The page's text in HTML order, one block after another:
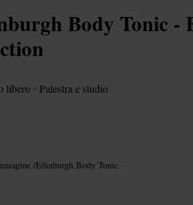
Body Tonic -
libero • Palestra e studio
/Edinburgh Body Tonic